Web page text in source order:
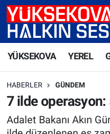
YÜKSEKOVA YEREL
HABERLER GÜNDEM
7 ilde operasyon:
Adalet Bakanı Akın
Yüksekova Nöbetçi
Süper Lig Puan